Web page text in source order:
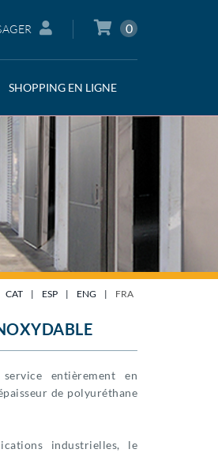
0
SHOPPING EN LIGNE
CAT | ESP | ENG | FRA
entièrement en
de polyuréthane
industrielles, le